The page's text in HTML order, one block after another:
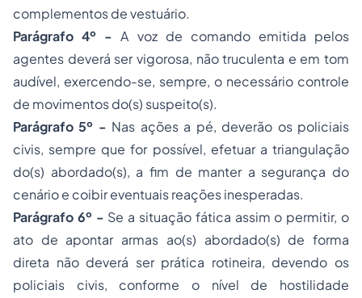
complementos de vestuário.
Parágrafo 4º - A voz de comando emitida pelos
agentes deverá ser vigorosa, não truculenta e em tom
audível, exercendo-se, sempre, o necessário controle
de movimentos do(s) suspeito(s).
Parágrafo 5º - Nas ações a pé, deverão os policiais
civis, sempre que for possível, efetuar a triangulação
do(s) abordado(s), a fim de manter a segurança do
cenário e coibir eventuais reações inesperadas.
Parágrafo 6º - Se a situação fática assim o permitir, o
ato de apontar armas ao(s) abordado(s) de forma
direta não deverá ser prática rotineira, devendo os
policiais civis, conforme o nível de hostilidade